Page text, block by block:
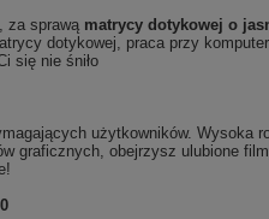
za sprawą matrycy dotykowej o
dotykowej, praca przy
się nie śniło
użytkowników.
graficznych, obejrzysz ulubione